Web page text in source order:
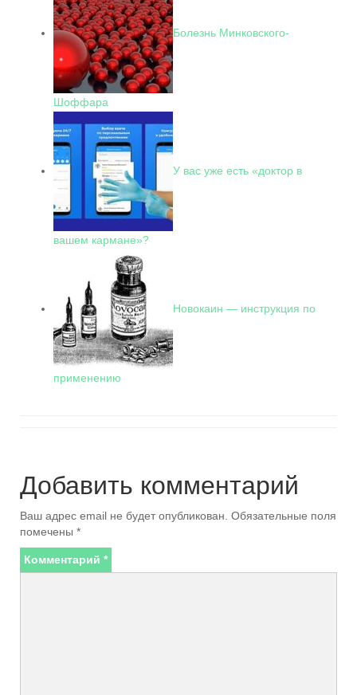
Болезнь Минковского-
Шоффара
У вас уже есть «доктор в
вашем кармане»?
Новокаин — инструкция по
применению
Добавить комментарий
Ваш адрес email не будет опубликован. Обязательные поля
помечены *
Комментарий *